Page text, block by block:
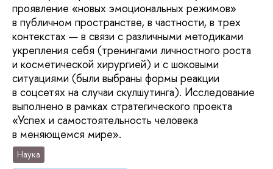
проявление «новых эмоциональных режимов»
в публичном пространстве, в частности, в трех
контекстах — в связи с различными методиками
укрепления себя (тренингами личностного роста
и косметической хирургией) и с шоковыми
ситуациями (были выбраны формы реакции
в соцсетях на случаи скулшутинга). Исследование
выполнено в рамках стратегического проекта
«Успех и самостоятельность человека
в меняющемся мире».
Наука